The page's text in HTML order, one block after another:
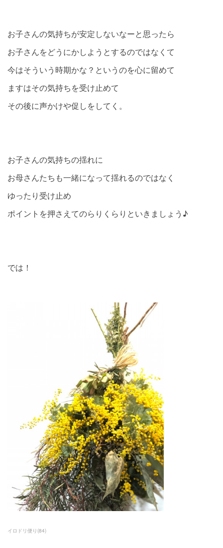
お子さんの気持ちが安定しないなーと思ったら
お子さんをどうにかしようとするのではなくて
今はそういう時期かな？というのを心に留めて
ますはその気持ちを受け止めて
その後に声かけや促しをしてく。
お子さんの気持ちの揺れに
お母さんたちも一緒になって揺れるのではなく
ゆったり受け止め
ポイントを押さえてのらりくらりといきましょう♪
では！
イロドリ便り (84)